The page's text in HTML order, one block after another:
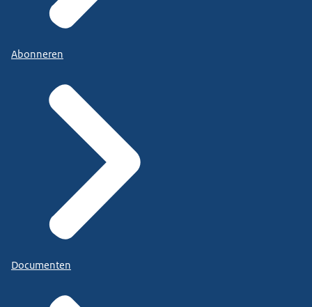
Abonneren
Documenten